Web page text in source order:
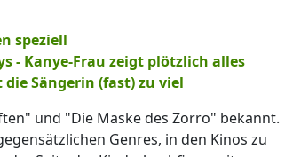
speziell
- Kanye-Frau zeigt plötzlich alles
Sängerin (fast) zu viel
und "Die Maske des Zorro" bekannt.
Genres, in den Kinos zu